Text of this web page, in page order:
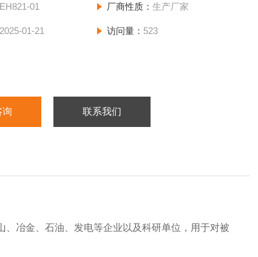
EH821-01 厂商性质： 生产厂家
2025-01-21 访问量： 523
询 联系我们
冶金、石油、发电等企业以及科研单位，用于对被